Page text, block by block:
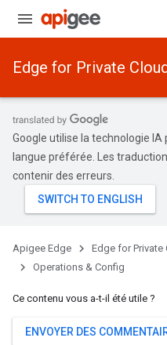
Edge for Private
Google utilise la technologie
langue préférée. Les
contenir des erreurs.
Apigee Edge Edge for Private
Operations & Config
Ce contenu vous a-t-il été utile ?
ENVOYER DES